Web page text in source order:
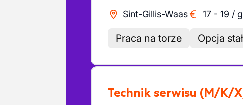
Sint-Gillis-Waas 17 - 19 /
Praca na torze Opcja
Technik serwisu (M/K/